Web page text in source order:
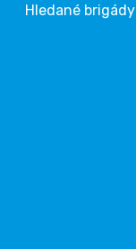
Hledané brigády